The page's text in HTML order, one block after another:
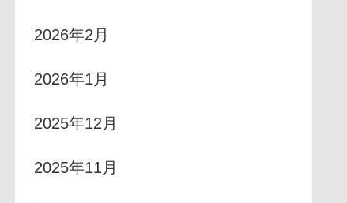
2026年2月
2026年1月
2025年12月
2025年11月